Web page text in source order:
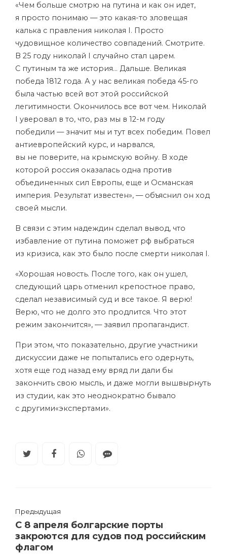
«Чем больше смотрю на путина и как он идет,
я просто понимаю — это какая-то зловещая
калька с правления николая I. Просто
чудовищное количество совпадений. Смотрите.
В 25 году николай I случайно стал царем.
С путиным та же история… Дальше. Великая
победа 1812 года. А у нас великая победа 45-го
была частью всей вот этой российской
легитимности. Окончилось все вот чем. Николай
I уверовал в то, что, раз мы в 12-м году
победили — значит мы и тут всех победим. Повел
антиевропейский курс, и нарвался,
вы не поверите, на крымскую войну. В ходе
которой россия оказалась одна против
объединенных сил Европы, еще и Османская
империя. Результат известен», — объяснил он ход
своей мысли.
В связи с этим надеждин сделал вывод, что
избавление от путина поможет рф выбраться
из кризиса, как это было после смерти николая I.
«Хорошая новость. После того, как он ушел,
следующий царь отменил крепостное право,
сделал независимый суд и все такое. Я верю!
Верю, что не долго это продлится. Что этот
режим закончится», — заявил пропагандист.
При этом, что показательно, другие участники
дискуссии даже не попытались его одернуть,
хотя еще год назад ему вряд ли дали бы
закончить свою мысль, и даже могли вышвырнуть
из студии, как это неоднократно бывало
с другими«экспертами».
Предыдущая
С 8 апреля болгарские порты
закроются для судов под российским
флагом